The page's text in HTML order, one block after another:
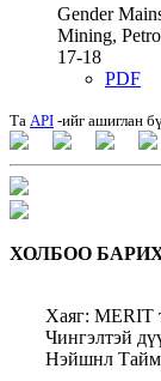
Gender
Mining,
17-18
PDF
Та API -ийг ашиглан
ХОЛБОО
Хаяг: MERIT
Чингэлтэй
Нэйшнл